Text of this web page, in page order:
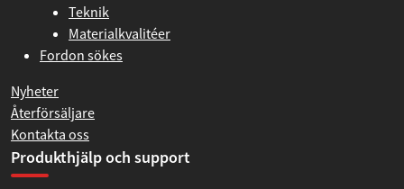
Teknik
Materialkvalitéer
Fordon sökes
Nyheter
Återförsäljare
Kontakta oss
Produkthjälp och support